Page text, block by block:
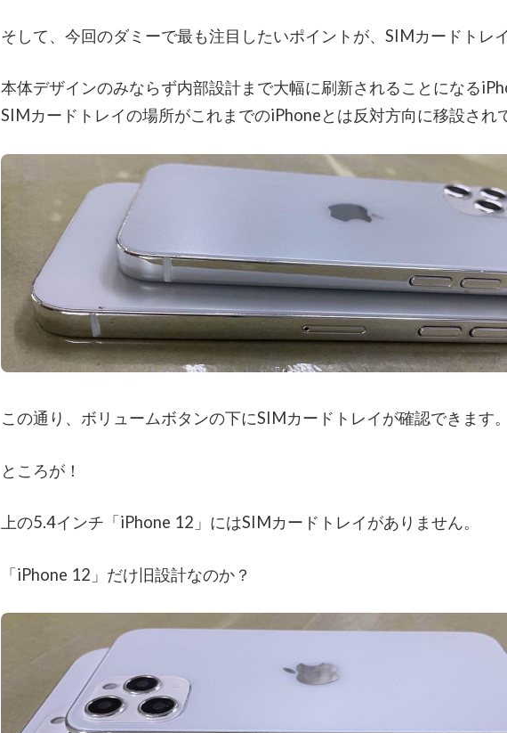
そして、今回のダミーで最も注目したいポイントが、SIMカードトレイ
本体デザインのみならず内部設計まで大幅に刷新されることになる
SIMカードトレイの場所がこれまでのiPhoneとは反対方向に移設され
この通り、ボリュームボタンの下にSIMカードトレイが確認できます。
ところが！
上の5.4インチ「iPhone 12」にはSIMカードトレイがありません。
「iPhone 12」だけ旧設計なのか？